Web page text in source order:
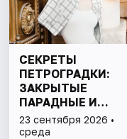
СЕКРЕТЫ
ПЕТРОГРАДКИ:
ЗАКРЫТЫЕ
ПАРАДНЫЕ И
ДВОРЫ-КОЛОДЦЫ
23 сентября 2026 •
среда